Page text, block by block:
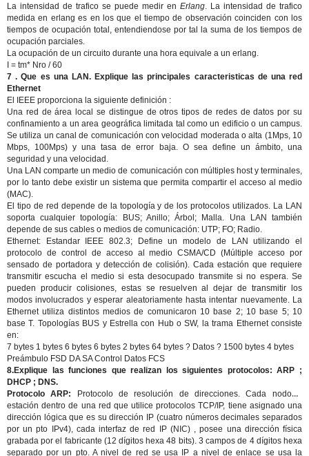
La intensidad de trafico se puede medir en Erlang. La intensidad de trafico
medida en erlang es en los que el tiempo de observación coinciden con los
tiempos de ocupación total, entendiendose por tal la suma de los tiempos de
ocupación parciales.
La ocupación de un circuito durante una hora equivale a un erlang.
I = tm* Nro / 60
7 . Que es una LAN. Explique las principales caracteristicas de una red
Ethernet
El IEEE proporciona la siguiente definición :
Una red de área local se distingue de otros tipos de redes de datos por su
confinamiento a un area geográfica limitada tal como un edificio o un campus.
Se utiliza un canal de comunicación con velocidad moderada o alta (1Mps, 10
Mbps, 100Mps) y una tasa de error baja. O sea define un ámbito, una
seguridad y una velocidad.
Una LAN comparte un medio de comunicación con múltiples host y terminales,
por lo tanto debe existir un sistema que permita compartir el acceso al medio
(MAC).
El tipo de red depende de la topología y de los protocolos utilizados. La LAN
soporta cualquier topología: BUS; Anillo; Árbol; Malla. Una LAN también
depende de sus cables o medios de comunicación: UTP; FO; Radio.
Ethernet: Estandar IEEE 802.3; Define un modelo de LAN utilizando el
protocolo de control de acceso al medio CSMA/CD (Múltiple acceso por
sensado de portadora y detección de colisión). Cada estación que requiere
transmitir escucha el medio si esta desocupado transmite si no espera. Se
pueden producir colisiones, estas se resuelven al dejar de transmitir los
modos involucrados y esperar aleatoriamente hasta intentar nuevamente. La
Ethernet utiliza distintos medios de comunicaron 10 base 2; 10 base 5; 10
base T. Topologías BUS y Estrella con Hub o SW, la trama Ethernet consiste
en:
7 bytes 1 bytes 6 bytes 6 bytes 2 bytes 64 bytes ? Datos ? 1500 bytes 4 bytes
Preámbulo FSD DA SA Control Datos FCS
8.Explique las funciones que realizan los siguientes protocolos: ARP ;
DHCP ; DNS.
Protocolo ARP: Protocolo de resolución de direcciones. Cada nodo o
estación dentro de una red que utilice protocolos TCP/IP, tiene asignado una
dirección lógica que es su dirección IP (cuatro números decimales separados
por un pto IPv4), cada interfaz de red IP (NIC) , posee una dirección física
grabada por el fabricante (12 dígitos hexa 48 bits). 3 campos de 4 dígitos hexa
separado por un pto. A nivel de red se usa IP a nivel de enlace se usa la